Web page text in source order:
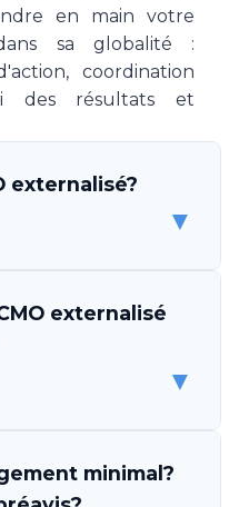
en main votre
sa globalité :
coordination
des résultats et
externalisé?
▼
Officer) externalisé
une équipe de
s'engage à piloter
une expertise
couvrant la
externalisé
▼
D'abord,
un CMO salarié
minimal?